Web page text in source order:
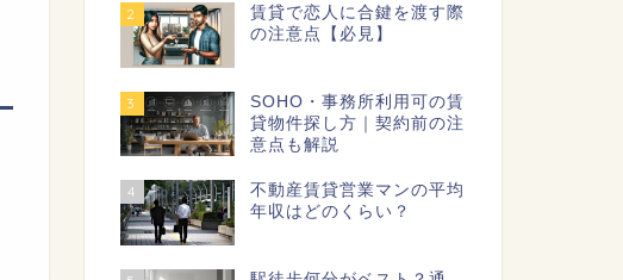
2
賃貸で恋人に合鍵を渡す際
の注意点【必見】
3
SOHO・事務所利用可の賃
貸物件探し方｜契約前の注
意点も解説
4
不動産賃貸営業マンの平均
年収はどのくらい？